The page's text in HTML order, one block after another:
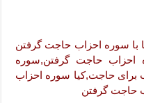
با سوره احزاب حاجت گرفتن
احزاب حاجت گرفتن,سوره
برای حاجت,کیا سوره احزاب
حاجت گرفتن